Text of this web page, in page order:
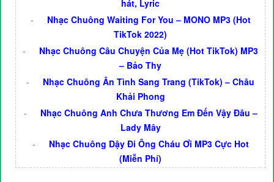
hát, Lyric
-
Nhạc Chuông Waiting For You – MONO MP3 (Hot
TikTok 2022)
-
Nhạc Chuông Câu Chuyện Của Mẹ (Hot TikTok) MP3
– Bảo Thy
-
Nhạc Chuông Ân Tình Sang Trang (TikTok) – Châu
Khải Phong
-
Nhạc Chuông Anh Chưa Thương Em Đến Vậy Đâu –
Lady Mây
-
Nhạc Chuông Dậy Đi Ông Cháu Ơi MP3 Cực Hot
(Miễn Phí)